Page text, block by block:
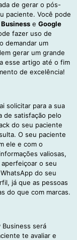
de gerar o pós-
paciente. Você pode
Business eGoogle
fazer uso de
demandar um
gerar um grande
esse artigo até o fim
de excelência!
solicitar para a sua
de satisfação pelo
do seu paciente
O seu paciente
ele e com o
valiosas,
o seu
do seu
já que as pessoas
do que com marcas.
Business será
te avaliar e